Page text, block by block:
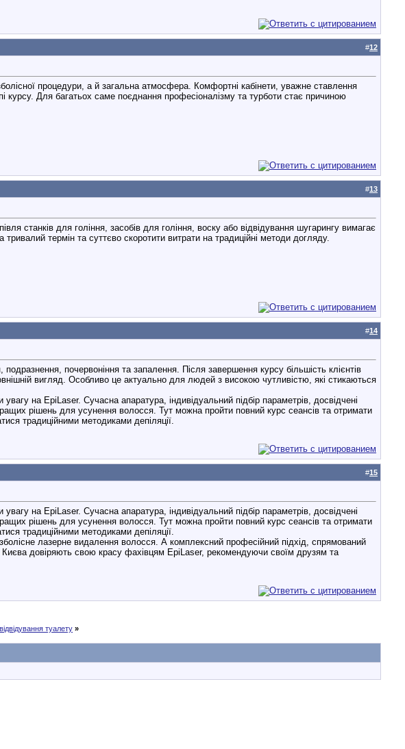
#12
процедури, а й загальна атмосфера. Комфортні кабінети, уважне ставлення
курсу. Для багатьох саме поєднання професіоналізму та турботи стає причиною
#13
станків для гоління, засобів для гоління, воску або відвідування шугарингу вимагає
термін та суттєво скоротити витрати на традиційні методи догляду.
#14
почервоніння та запалення. Після завершення курсу більшість клієнтів
вигляд. Особливо це актуально для людей з високою чутливістю, які стикаються
на EpiLaser. Сучасна апаратура, індивідуальний підбір параметрів, досвідчені
рішень для усунення волосся. Тут можна пройти повний курс сеансів та отримати
традиційними методиками депіляції.
#15
на EpiLaser. Сучасна апаратура, індивідуальний підбір параметрів, досвідчені
рішень для усунення волосся. Тут можна пройти повний курс сеансів та отримати
традиційними методиками депіляції.
лазерне видалення волосся. А комплексний професійний підхід, спрямований
довіряють свою красу фахівцям EpiLaser, рекомендуючи своїм друзям та
туалету »